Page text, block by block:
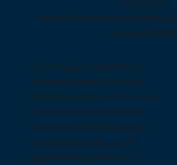
CC BY 2.0,
https://
curid=6674846
Da ne davim, koncert na
Tašmajdanu je bio dobar.
Ne da se usereš, ali šta smo
tražili to smo i dobili. Pet
kopalja iznad EXIT-a, ali da
ne grešimo dušu, u tim
godimama razlika od 13